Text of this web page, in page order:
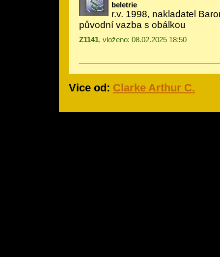
beletrie
r.v. 1998, nakladatel
původní vazba s obálkou
Z1141, vloženo: 08.02.2025 18:50
Vice od: Clarke Arthur C.